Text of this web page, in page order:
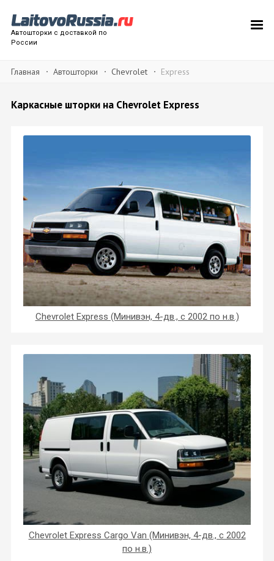
Автошторки с доставкой по
России
Главная Автошторки Chevrolet Express
Каркасные шторки на Chevrolet Express
Chevrolet Express (Минивэн, 4-дв., с 2002 по н.в.)
Chevrolet Express Cargo Van (Минивэн, 4-дв., с 2002
по н.в.)